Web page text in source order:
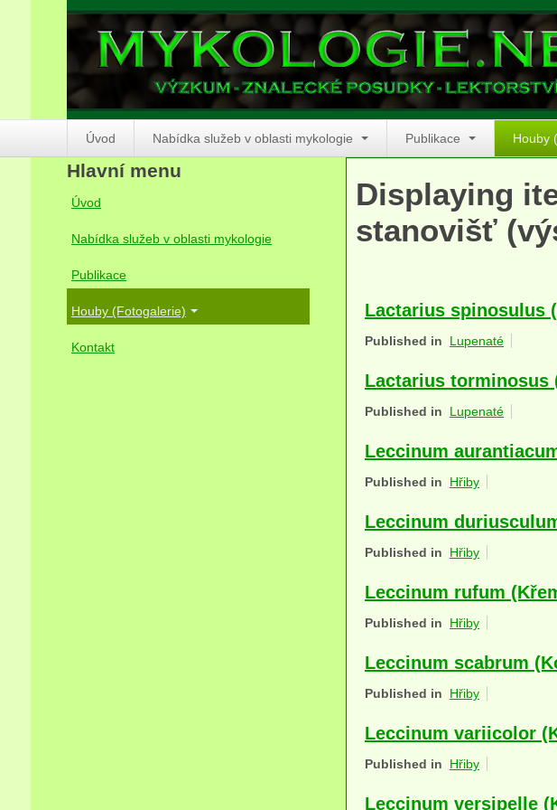
Úvod Nabídka služeb v oblasti mykologie Publikace Houby
Displaying
stanovišť
Lactarius spinosulus
Published in Lupenaté
Lactarius torminosus
Published in Lupenaté
Leccinum
Published in Hřiby
Leccinum
Published in Hřiby
Leccinum rufum
Published in Hřiby
Leccinum scabrum
Published in Hřiby
Leccinum variicolor
Published in Hřiby
Leccinum versipelle
Hlavní menu
Úvod
Nabídka služeb v oblasti mykologie
Publikace
Houby (Fotogalerie)
Kontakt